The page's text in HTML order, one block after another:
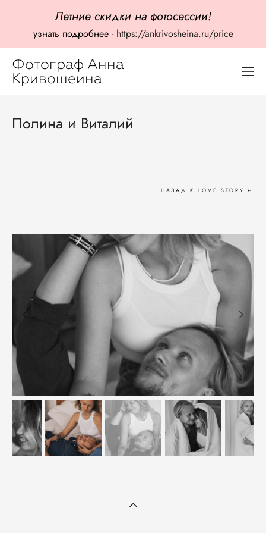
Летние скидки на фотосессии!
узнать подробнее - https://ankrivosheina.ru/price
Фотограф Анна
Кривошеина
Полина и Виталий
НАЗАД К LOVE STORY ↵